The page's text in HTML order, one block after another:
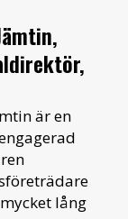
är en
lång